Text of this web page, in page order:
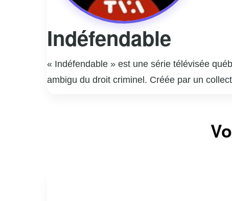
Indéfendable
« Indéfendable » est une série télévisée
ambigu du droit criminel. Créée par un
performances remarquables de ses
sociale. La série invite les spectateurs à